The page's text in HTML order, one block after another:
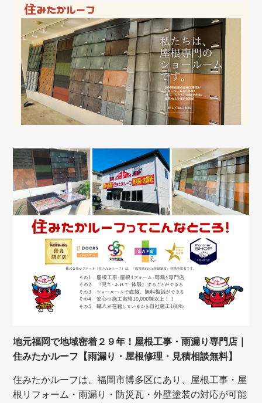
地元福岡で地域密着２９年！屋根工事・雨漏り専門店｜
住みたかルーフ【雨漏り・屋根修理・見積相談無料】
住みたかルーフは、福岡市博多区にあり、屋根工事・屋
根リフォーム・雨漏り・防災瓦・外壁塗装の対応が可能